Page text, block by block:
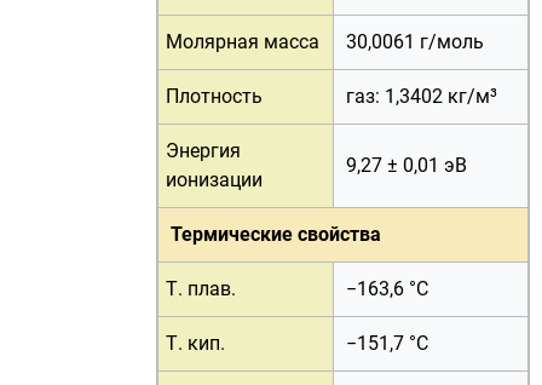
Молярная масса 30,0061 г/моль
Плотность газ: 1,3402 кг/м³
Энергия
ионизации
9,27 ± 0,01 эВ
Термические свойства
Т. плав. −163,6 °C
Т. кип. −151,7 °C